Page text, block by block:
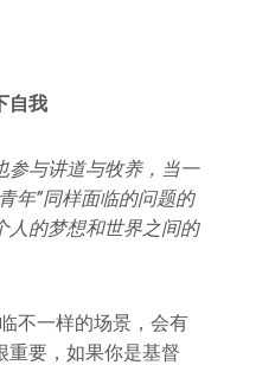
自我
参与讲道与牧养，当一
年”同样面临的问题的
人的梦想和世界之间的
不一样的场景，会有
重要，如果你是基督